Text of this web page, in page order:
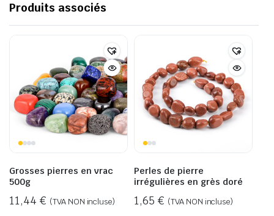
Produits associés
Grosses pierres en vrac
500g
11,44 € (TVA NON incluse)
Perles de pierre
irrégulières en grès doré
1,65 € (TVA NON incluse)